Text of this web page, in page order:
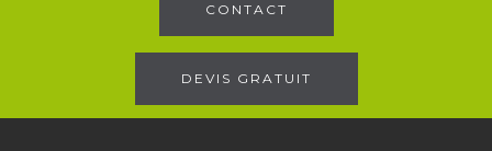
CONTACT
DEVIS GRATUIT